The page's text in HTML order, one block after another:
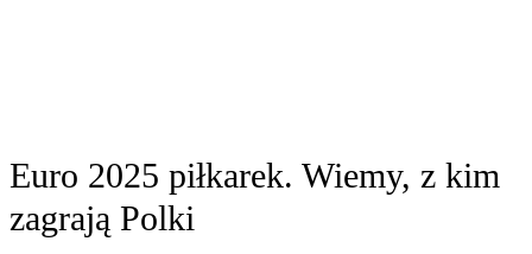
Euro 2025 piłkarek. Wiemy, z kim
zagrają Polki